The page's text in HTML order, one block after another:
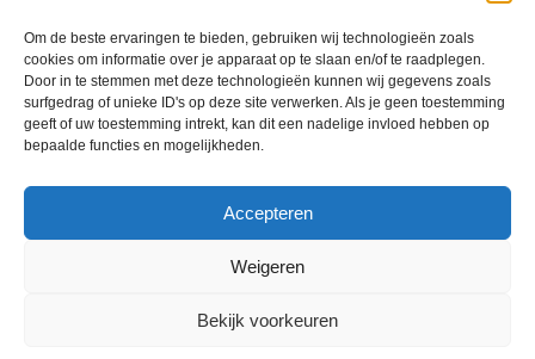
Om de beste ervaringen te bieden, gebruiken wij technologieën zoals
cookies om informatie over je apparaat op te slaan en/of te raadplegen.
Door in te stemmen met deze technologieën kunnen wij gegevens zoals
surfgedrag of unieke ID's op deze site verwerken. Als je geen toestemming
geeft of uw toestemming intrekt, kan dit een nadelige invloed hebben op
bepaalde functies en mogelijkheden.
Accepteren
Weigeren
Bekijk voorkeuren
Terug
naar
boven
RTV SLOS
RTV SLOS ANBI